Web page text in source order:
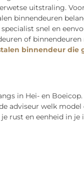
uitstraling.
binnendeuren
snel en
of
binnendeur die
in Hei- en
adviseur welk model
rust en eenheid in je